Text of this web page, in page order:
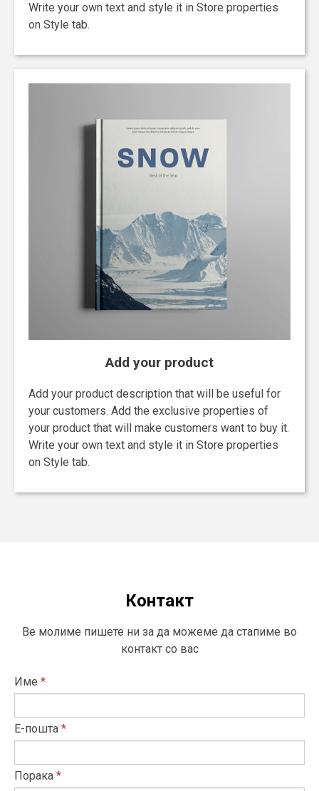
Write your own text and style it in Store properties
on Style tab.
Add your product
Add your product description that will be useful for
your customers. Add the exclusive properties of
your product that will make customers want to buy it.
Write your own text and style it in Store properties
on Style tab.
Контакт
Ве молиме пишете ни за да можеме да стапиме во
контакт со вас
Име *
Е-пошта *
Порака *